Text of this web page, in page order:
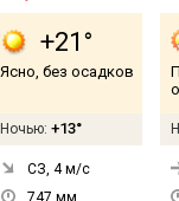
+21°
Ясно, без осадков
Ночью: +13°
СЗ, 4м/с
747 мм